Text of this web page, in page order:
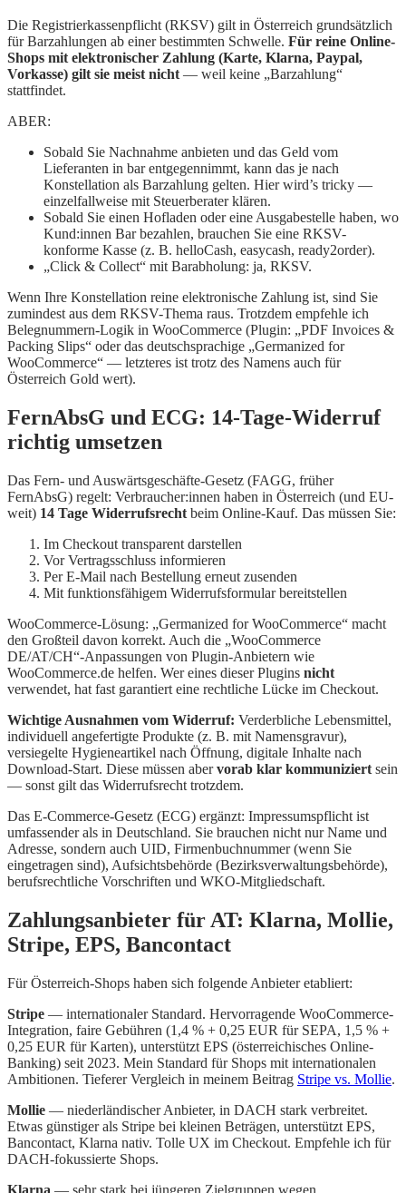
Die Registrierkassenpflicht (RKSV) gilt in Österreich grundsätzlich
für Barzahlungen ab einer bestimmten Schwelle. Für reine Online-
Shops mit elektronischer Zahlung (Karte, Klarna, Paypal,
Vorkasse) gilt sie meist nicht— weil keine „Barzahlung“
stattfindet.
ABER:
Sobald Sie Nachnahme anbieten und das Geld vom
Lieferanten in bar entgegennimmt, kann das je nach
Konstellation als Barzahlung gelten. Hier wird’s tricky —
einzelfallweise mit Steuerberater klären.
Sobald Sie einen Hofladen oder eine Ausgabestelle haben, wo
Kund:innen Bar bezahlen, brauchen Sie eine RKSV-
konforme Kasse (z. B. helloCash, easycash, ready2order).
„Click & Collect“ mit Barabholung: ja, RKSV.
Wenn Ihre Konstellation reine elektronische Zahlung ist, sind Sie
zumindest aus dem RKSV-Thema raus. Trotzdem empfehle ich
Belegnummern-Logik in WooCommerce (Plugin: „PDF Invoices &
Packing Slips“ oder das deutschsprachige „Germanized for
WooCommerce“ — letzteres ist trotz des Namens auch für
Österreich Gold wert).
FernAbsG und ECG: 14-Tage-Widerruf
richtig umsetzen
Das Fern- und Auswärtsgeschäfte-Gesetz (FAGG, früher
FernAbsG) regelt: Verbraucher:innen haben in Österreich (und EU-
weit) 14 Tage Widerrufsrecht beim Online-Kauf. Das müssen Sie:
Im Checkout transparent darstellen
Vor Vertragsschluss informieren
Per E-Mail nach Bestellung erneut zusenden
Mit funktionsfähigem Widerrufsformular bereitstellen
WooCommerce-Lösung: „Germanized for WooCommerce“ macht
den Großteil davon korrekt. Auch die „WooCommerce
DE/AT/CH“-Anpassungen von Plugin-Anbietern wie
WooCommerce.de helfen. Wer eines dieser Plugins nicht
verwendet, hat fast garantiert eine rechtliche Lücke im Checkout.
Wichtige Ausnahmen vom Widerruf: Verderbliche Lebensmittel,
individuell angefertigte Produkte (z. B. mit Namensgravur),
versiegelte Hygieneartikel nach Öffnung, digitale Inhalte nach
Download-Start. Diese müssen abervorab klar kommuniziert sein
— sonst gilt das Widerrufsrecht trotzdem.
Das E-Commerce-Gesetz (ECG) ergänzt: Impressumspflicht ist
umfassender als in Deutschland. Sie brauchen nicht nur Name und
Adresse, sondern auch UID, Firmenbuchnummer (wenn Sie
eingetragen sind), Aufsichtsbehörde (Bezirksverwaltungsbehörde),
berufsrechtliche Vorschriften und WKO-Mitgliedschaft.
Zahlungsanbieter für AT: Klarna, Mollie,
Stripe, EPS, Bancontact
Für Österreich-Shops haben sich folgende Anbieter etabliert:
Stripe — internationaler Standard. Hervorragende WooCommerce-
Integration, faire Gebühren (1,4 % + 0,25 EUR für SEPA, 1,5 % +
0,25 EUR für Karten), unterstützt EPS (österreichisches Online-
Banking) seit 2023. Mein Standard für Shops mit internationalen
Ambitionen. Tieferer Vergleich in meinem Beitrag Stripe vs. Mollie.
Mollie — niederländischer Anbieter, in DACH stark verbreitet.
Etwas günstiger als Stripe bei kleinen Beträgen, unterstützt EPS,
Bancontact, Klarna nativ. Tolle UX im Checkout. Empfehle ich für
DACH-fokussierte Shops.
Klarna — sehr stark bei jüngeren Zielgruppen wegen